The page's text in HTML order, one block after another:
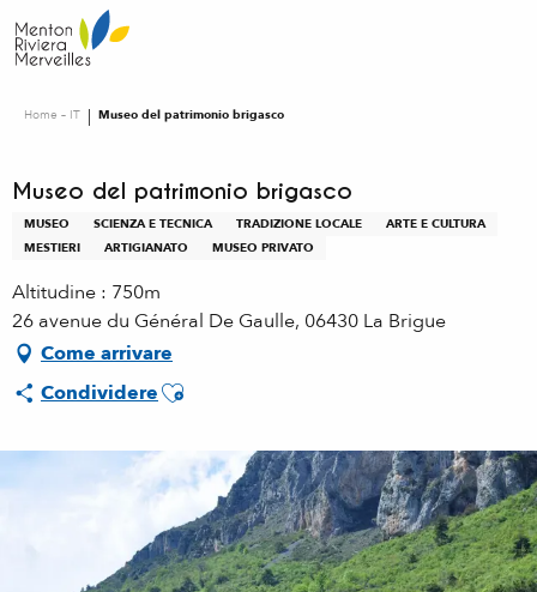
au
contenu
Home – IT Museo del patrimonio brigasco
Museo del patrimonio brigasco
MUSEO SCIENZA E TECNICA TRADIZIONE LOCALE
ARTE E CULTURA
MESTIERI
ARTIGIANATO MUSEO PRIVATO
Altitudine : 750m
26 avenue du Général De Gaulle, 06430 La Brigue
Come arrivare
CondividereAjouter aux favoris